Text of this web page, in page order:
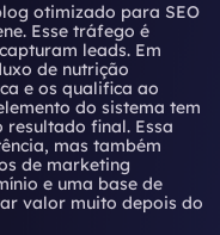
otimizado para SEO
Esse tráfego é
leads. Em
de nutrição
e os qualifica ao
do sistema tem
final. Essa
mas também
de marketing
e uma base de
valor muito depois do